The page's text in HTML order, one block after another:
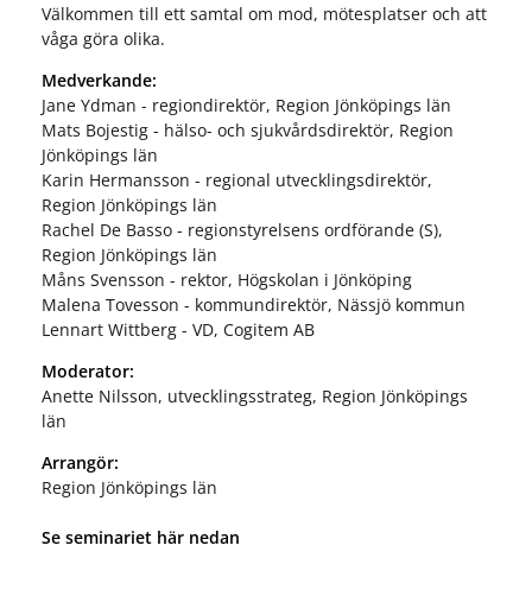
Välkommen till ett samtal om mod, mötesplatser och att
våga göra olika.
Medverkande:
Jane Ydman - regiondirektör, Region Jönköpings län
Mats Bojestig - hälso- och sjukvårdsdirektör, Region
Jönköpings län
Karin Hermansson - regional utvecklingsdirektör,
Region Jönköpings län
Rachel De Basso - regionstyrelsens ordförande (S),
Region Jönköpings län
Måns Svensson - rektor, Högskolan i Jönköping
Malena Tovesson - kommundirektör, Nässjö kommun
Lennart Wittberg - VD, Cogitem AB
Moderator:
Anette Nilsson, utvecklingsstrateg, Region Jönköpings
län
Arrangör:
Region Jönköpings län
Se seminariet här nedan